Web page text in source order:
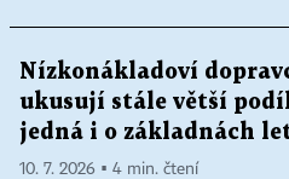
Nízkonákladoví
ukusují stále větší
jedná i o základnách
10. 7. 2026 ▪ 4 min. čtení